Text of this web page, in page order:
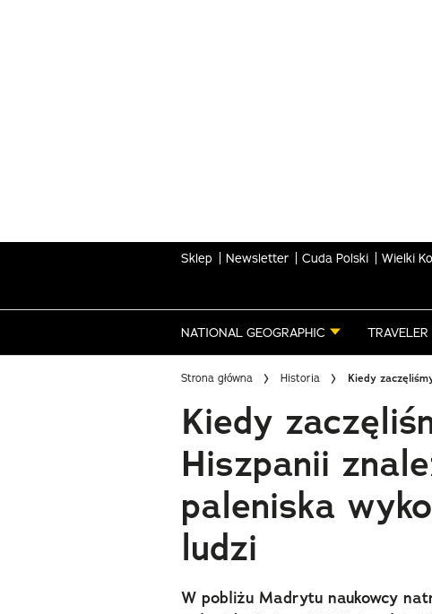
Sklep Newsletter Cuda Polski Wielki
NATIONAL GEOGRAPHIC TRAVELER
Strona główna Historia Kiedy
Kiedy
Hiszpanii
paleniska
ludzi
W pobliżu Madrytu naukowcy